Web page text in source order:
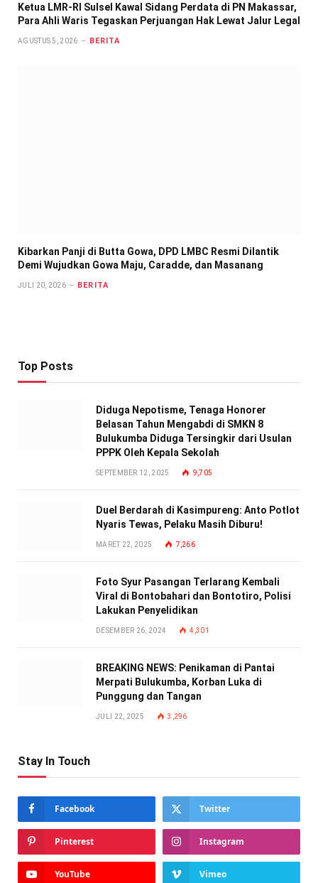
Ketua LMR-RI Sulsel Kawal Sidang Perdata di PN Makassar,
Para Ahli Waris Tegaskan Perjuangan Hak Lewat Jalur Legal
AGUSTUS 5, 2026 BERITA
Kibarkan Panji di Butta Gowa, DPD LMBC Resmi Dilantik
Demi Wujudkan Gowa Maju, Caradde, dan Masanang
JULI 20, 2026 BERITA
Top Posts
Diduga Nepotisme, Tenaga Honorer
Belasan Tahun Mengabdi di SMKN 8
Bulukumba Diduga Tersingkir dari Usulan
PPPK Oleh Kepala Sekolah
SEPTEMBER 12, 2025 9,705
Duel Berdarah di Kasimpureng: Anto Potlot
Nyaris Tewas, Pelaku Masih Diburu!
MARET 22, 2025 7,266
Foto Syur Pasangan Terlarang Kembali
Viral di Bontobahari dan Bontotiro, Polisi
Lakukan Penyelidikan
DESEMBER 26, 2024 4,301
BREAKING NEWS: Penikaman di Pantai
Merpati Bulukumba, Korban Luka di
Punggung dan Tangan
JULI 22, 2025 3,296
Stay In Touch
Facebook Twitter
Pinterest Instagram
YouTube Vimeo